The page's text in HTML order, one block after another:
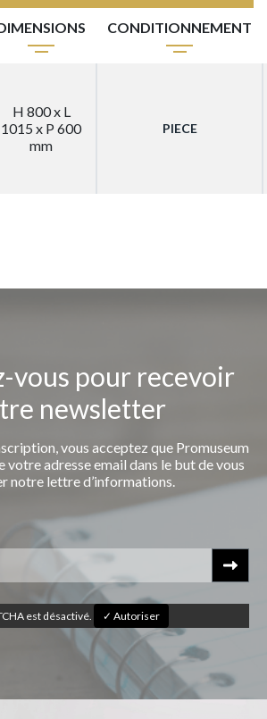
CONDITIONNEMENT
H 800 x L
1015 x P 600
mm
PIECE
vous pour recevoir
newsletter
vous acceptez que Promuseum
votre adresse email dans le but de vous
notre lettre d’informations.
est désactivé. ✓ Autoriser